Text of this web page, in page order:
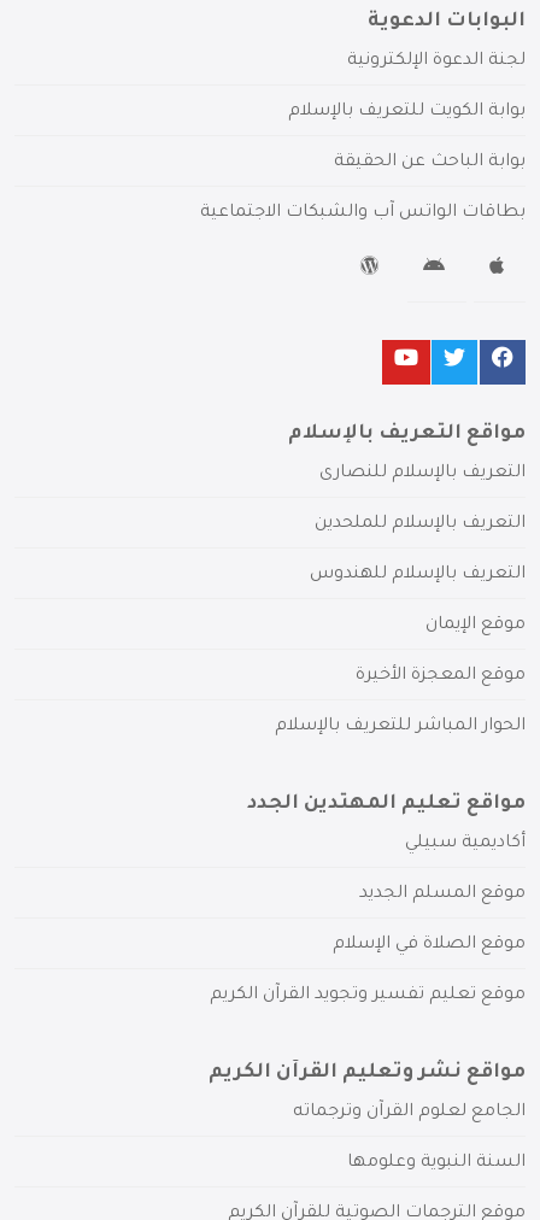
البوابات الدعوية
لجنة الدعوة الإلكترونية
بوابة الكويت للتعريف بالإسلام
بوابة الباحث عن الحقيقة
بطاقات الواتس آب والشبكات الاجتماعية
مواقع التعريف بالإسلام
التعريف بالإسلام للنصارى
التعريف بالإسلام للملحدين
التعريف بالإسلام للهندوس
موقع الإيمان
موقع المعجزة الأخيرة
الحوار المباشر للتعريف بالإسلام
مواقع تعليم المهتدين الجدد
أكاديمية سبيلي
موقع المسلم الجديد
موقع الصلاة في الإسلام
موقع تعليم تفسير وتجويد القرآن الكريم
مواقع نشر وتعليم القرآن الكريم
الجامع لعلوم القرآن وترجماته
السنة النبوية وعلومها
موقع الترجمات الصوتية للقرآن الكريم